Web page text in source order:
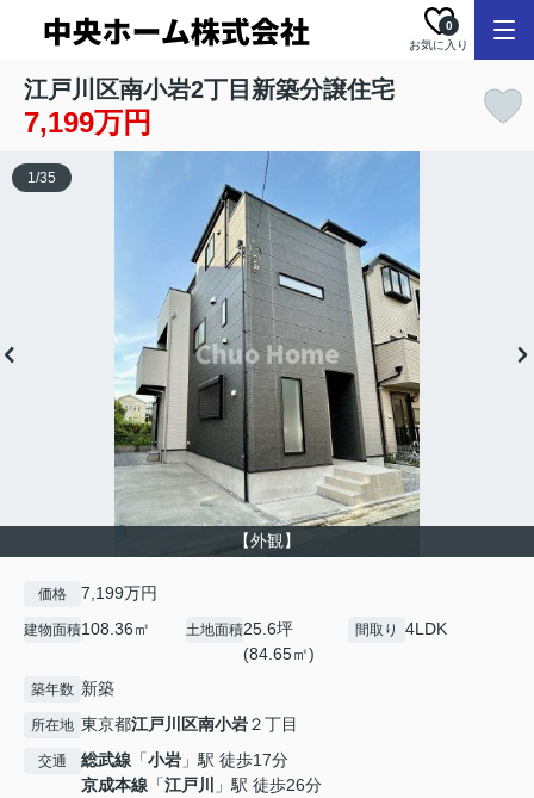
お気に入り
0
江戸川区南小岩2丁目新築分譲住宅
7,199万円
【外観】
1/35
価格 7,199万円
建物面積108.36㎡ 土地面積25.6坪
(84.65㎡)
間取り 4LDK
築年数 新築
所在地 東京都江戸川区南小岩２丁目
交通 総武線 「小岩 」駅 徒歩17分
京成本線 「江戸川
」駅 徒歩26分